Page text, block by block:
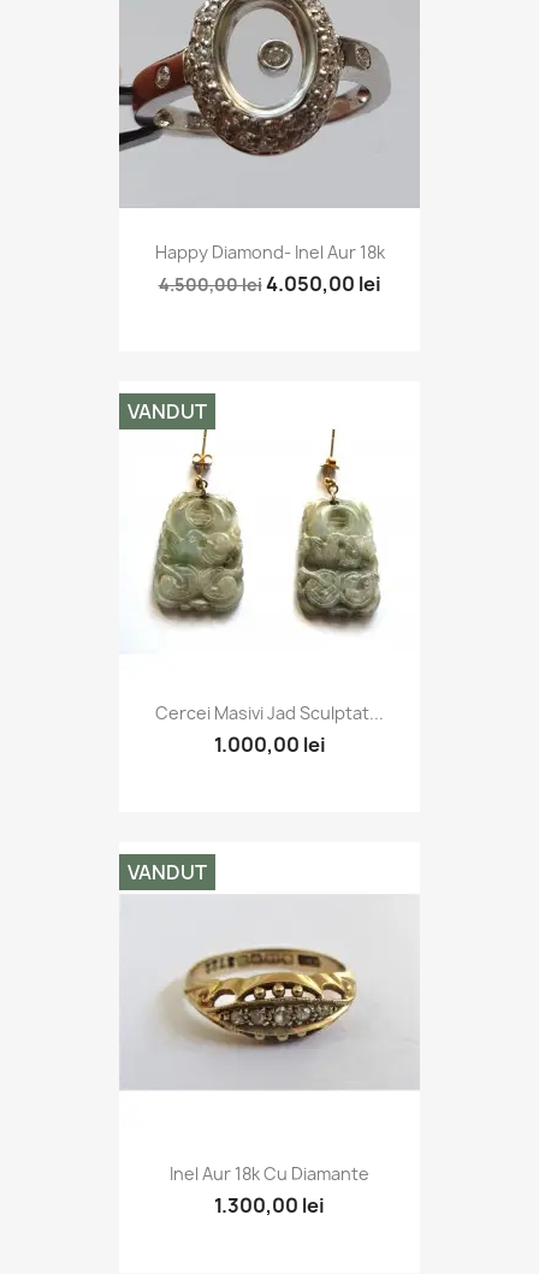
Happy Diamond- Inel Aur 18k
4.500,00 lei4.050,00 lei
Cercei Masivi Jad Sculptat...
1.000,00 lei
VANDUT
Inel Aur 18k Cu Diamante
1.300,00 lei
VANDUT